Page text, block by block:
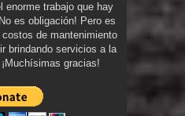
enorme trabajo que hay
es obligación! Pero es
de mantenimiento
brindando servicios a la
gracias!